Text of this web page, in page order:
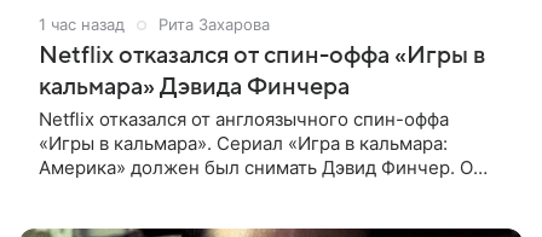
1 час назад Рита Захарова
Netflix отказался от спин-оффа «Игры в
кальмара» Дэвида Финчера
Netflix отказался от англоязычного спин-оффа
«Игры в кальмара». Сериал «Игра в кальмара:
Америка» должен был снимать Дэвид Финчер. О